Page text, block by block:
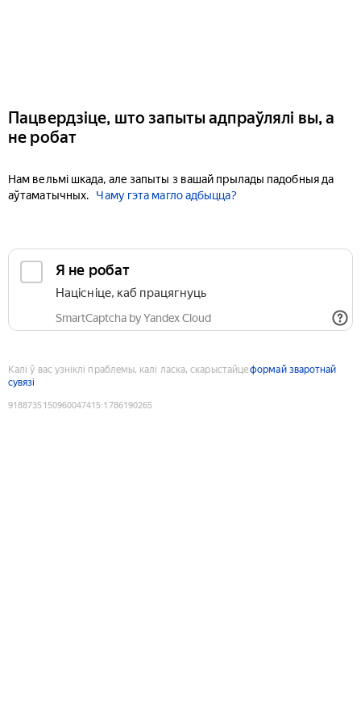
Пацвердзіце, што запыты адпраўлялі вы, а
не робат
Нам вельмі шкада, але запыты з вашай прылады падобныя да
аўтаматычных.
Чаму гэта магло адбыцца?
Я не робат
Націсніце, каб працягнуць
SmartCaptcha by Yandex Cloud
Калі ў вас узніклі праблемы, калі ласка, скарыстайцеформай зваротнай
сувязі
9188735150960047415:1786190265